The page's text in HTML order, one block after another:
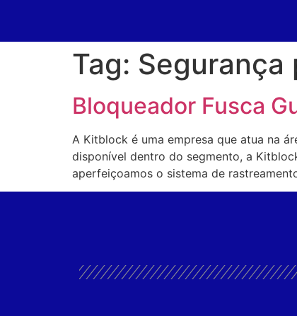
Tag: Segurança
Bloqueador Fusca
A Kitblock é uma empresa que atua na
disponível dentro do segmento, a
aperfeiçoamos o sistema de